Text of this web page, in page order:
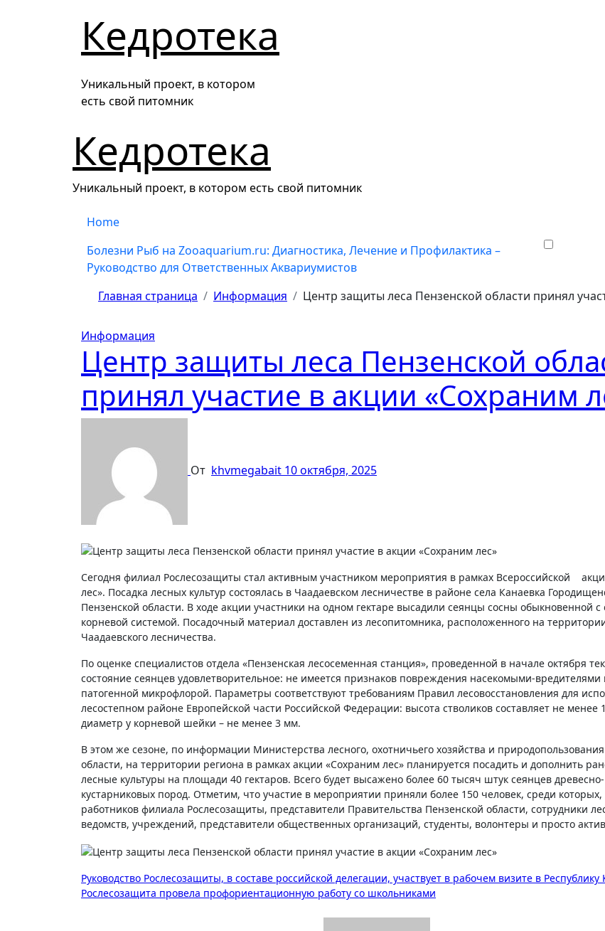
Кедротека
Уникальный проект, в котором
есть свой питомник
Кедротека
Уникальный проект, в котором есть свой питомник
Home
Болезни Рыб на Zooaquarium.ru: Диагностика, Лечение и Профилактика –
Руководство для Ответственных Аквариумистов
Главная страница
Информация Центр защиты леса Пензенской области принял
Информация
Центр защиты леса Пензенской
принял участие в акции «Сохраним
От khvmegabait 10 октября, 2025
Сегодня филиал Рослесозащиты стал активным участником мероприятия в рамках Всероссийской
лес». Посадка лесных культур состоялась в Чаадаевском лесничестве в районе села Канаевка
Пензенской области. В ходе акции участники на одном гектаре высадили сеянцы сосны обыкновенной с
корневой системой. Посадочный материал доставлен из лесопитомника, расположенного на
Чаадаевского лесничества.
По оценке специалистов отдела «Пензенская лесосеменная станция», проведенной в начале октября
состояние сеянцев удовлетворительное: не имеется признаков повреждения насекомыми-
патогенной микрофлорой. Параметры соответствуют требованиям Правил лесовосстановления для
лесостепном районе Европейской части Российской Федерации: высота стволиков составляет не менее
диаметр у корневой шейки – не менее 3 мм.
В этом же сезоне, по информации Министерства лесного, охотничьего хозяйства и
области, на территории региона в рамках акции «Сохраним лес» планируется посадить и дополнить
лесные культуры на площади 40 гектаров. Всего будет высажено более 60 тысяч штук сеянцев древесно-
кустарниковых пород. Отметим, что участие в мероприятии приняли более 150 человек, среди
работников филиала Рослесозащиты, представители Правительства Пензенской области, сотрудники
ведомств, учреждений, представители общественных организаций, студенты, волонтеры и просто
Навигация
Руководство Рослесозащиты, в составе российской делегации, участвует в рабочем визите в Республику
Рослесозащита провела профориентационную работу со школьниками